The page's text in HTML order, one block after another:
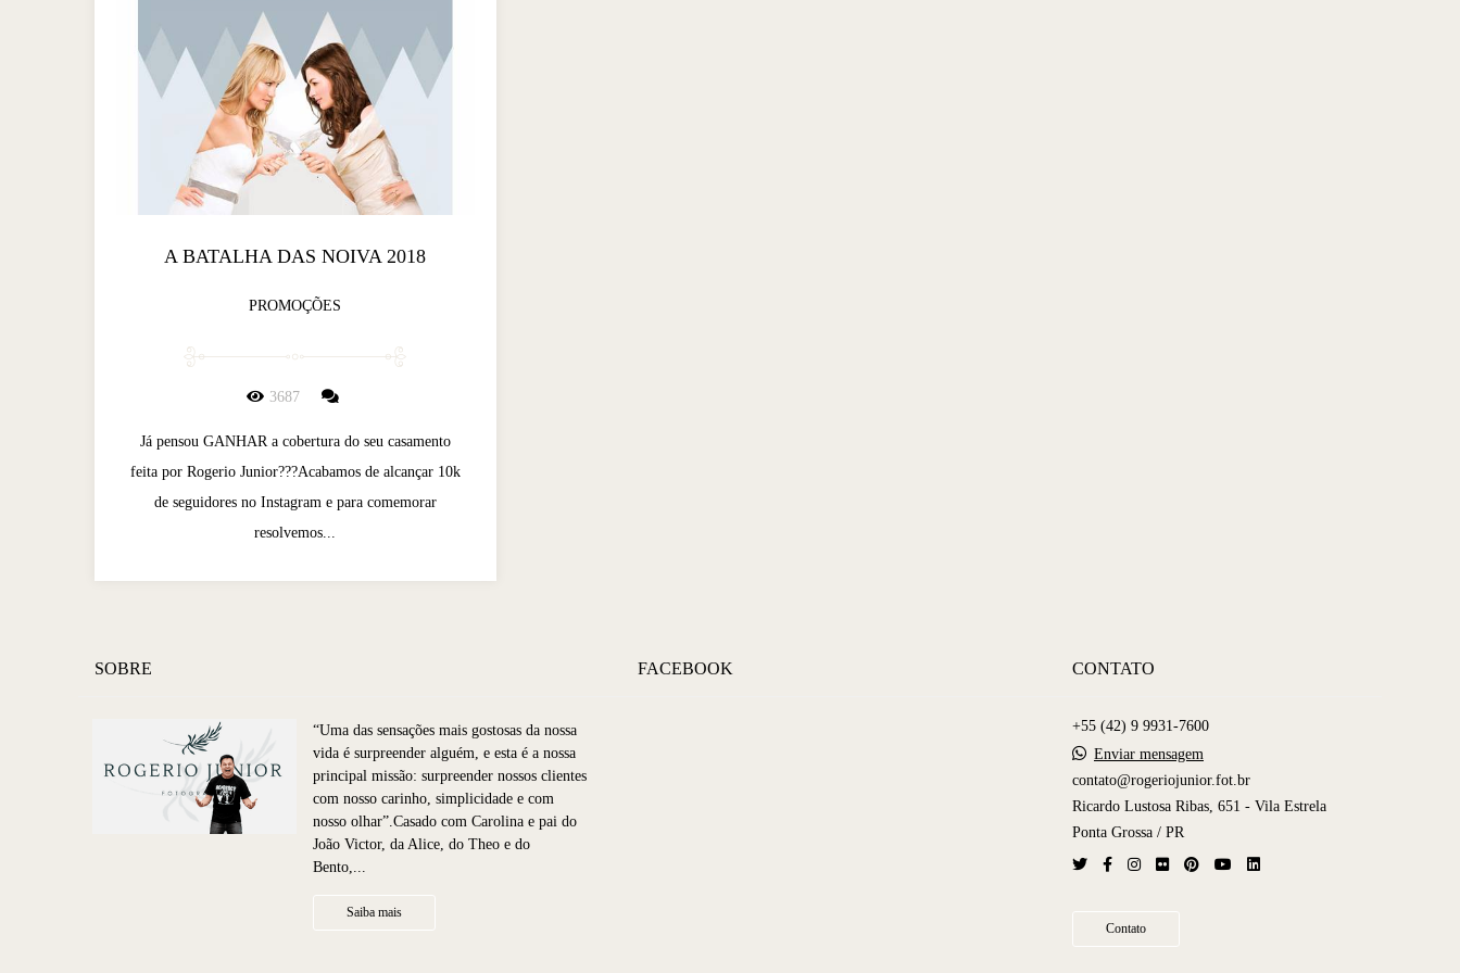
A BATALHA DAS NOIVA 2018
PROMOÇÕES
3687
Já pensou GANHAR a cobertura do seu casamento
feita por Rogerio Junior???Acabamos de alcançar 10k
de seguidores no Instagram e para comemorar
resolvemos...
SOBRE
“Uma das sensações mais gostosas da nossa
vida é surpreender alguém, e esta é a nossa
principal missão: surpreender nossos clientes
com nosso carinho, simplicidade e com
nosso olhar”.Casado com Carolina e pai do
João Victor, da Alice, do Theo e do
Bento,...
Saiba mais
FACEBOOK CONTATO
+55 (42) 9 9931-7600
Enviar mensagem
contato@rogeriojunior.fot.br
Ricardo Lustosa Ribas, 651 - Vila Estrela
Ponta Grossa / PR
Contato